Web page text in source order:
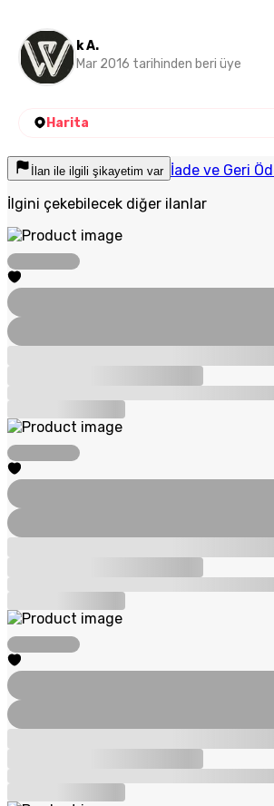
k A.
Mar 2016 tarihinden beri üye
Harita
İlan ile ilgili şikayetim var İade ve Geri
İlgini çekebilecek diğer ilanlar